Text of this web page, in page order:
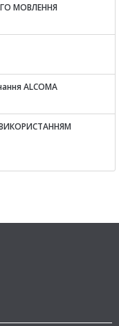
МОВЛЕННЯ
ALCOMA